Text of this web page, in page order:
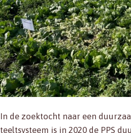
In de zoektocht naar een
teeltsysteem is in 2020 de PPS